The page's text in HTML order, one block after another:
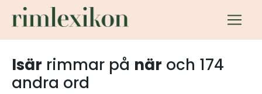
Isär rimmar på när och 174
andra ord